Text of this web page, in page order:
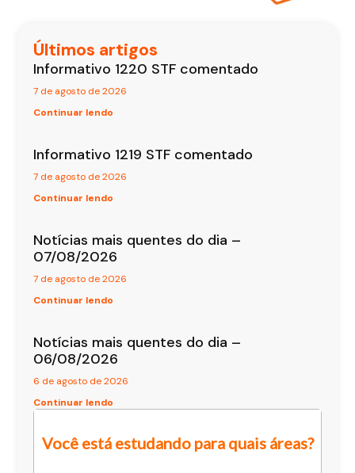
Últimos artigos
Informativo 1220 STF comentado
7 de agosto de 2026
Continuar lendo
Informativo 1219 STF comentado
7 de agosto de 2026
Continuar lendo
Notícias mais quentes do dia –
07/08/2026
7 de agosto de 2026
Continuar lendo
Notícias mais quentes do dia –
06/08/2026
6 de agosto de 2026
Continuar lendo
Você está estudando para quais áreas?